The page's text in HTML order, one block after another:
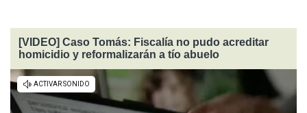
[VIDEO] Caso Tomás: Fiscalía no pudo acreditar
homicidio y reformalizarán a tío abuelo